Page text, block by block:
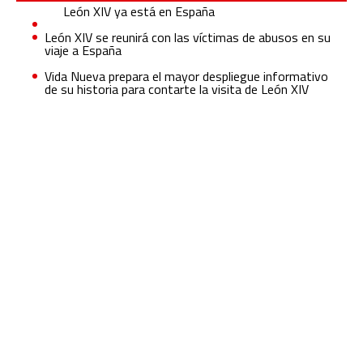
León XIV ya está en España
León XIV se reunirá con las víctimas de abusos en su
viaje a España
Vida Nueva prepara el mayor despliegue informativo
de su historia para contarte la visita de León XIV